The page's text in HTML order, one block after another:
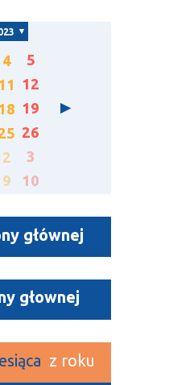
4
5
12
19
26
2
3
9 10
głównej
głownej
z roku